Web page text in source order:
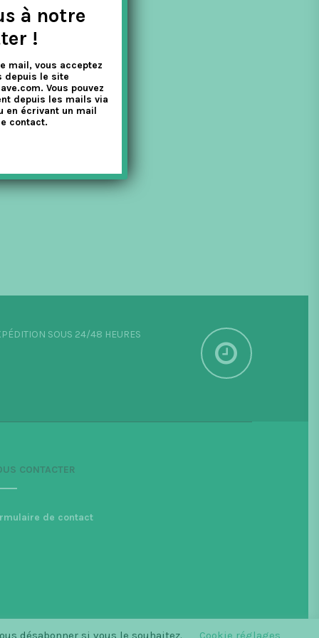
SOUS 24/48 HEURES
CONTACTER
de contact
désabonner si vous le souhaitez. Cookie réglages
à notre
!
mail, vous acceptez
depuis le site
Vous pouvez
depuis les mails via
en écrivant un mail
contact.